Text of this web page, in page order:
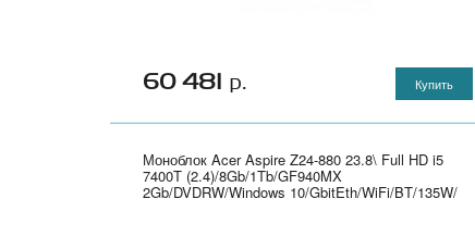
60 481 р. Купить
Моноблок Acer Aspire Z24-880 23.8\ Full HD i5
7400T (2.4)/8Gb/1Tb/GF940MX
2Gb/DVDRW/Windows 10/GbitEth/WiFi/BT/135W/